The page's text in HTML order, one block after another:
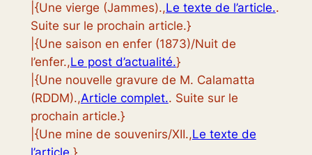
|{Une vierge (Jammes).,Le texte de l’article..
Suite sur le prochain article.}
|{Une saison en enfer (1873)/Nuit de
l’enfer.,Le post d’actualité.}
|{Une nouvelle gravure de M. Calamatta
(RDDM).,Article complet.. Suite sur le
prochain article.}
|{Une mine de souvenirs/XII.,Le texte de